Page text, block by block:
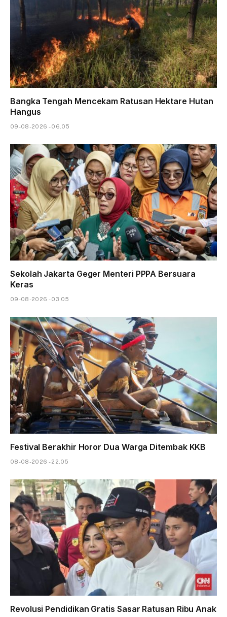
Bangka Tengah Mencekam Ratusan Hektare Hutan
Hangus
09-08-2026 - 06.05
Sekolah Jakarta Geger Menteri PPPA Bersuara
Keras
09-08-2026 - 03.05
Festival Berakhir Horor Dua Warga Ditembak KKB
08-08-2026 - 22.05
Revolusi Pendidikan Gratis Sasar Ratusan Ribu Anak